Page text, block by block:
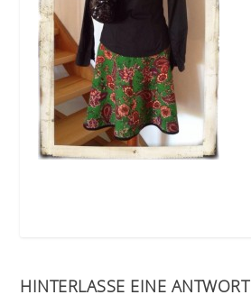
HINTERLASSE EINE ANTWORT